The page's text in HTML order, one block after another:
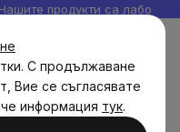
С продължаване
Вие се съгласявате
информация тук.
Нашите продукти са